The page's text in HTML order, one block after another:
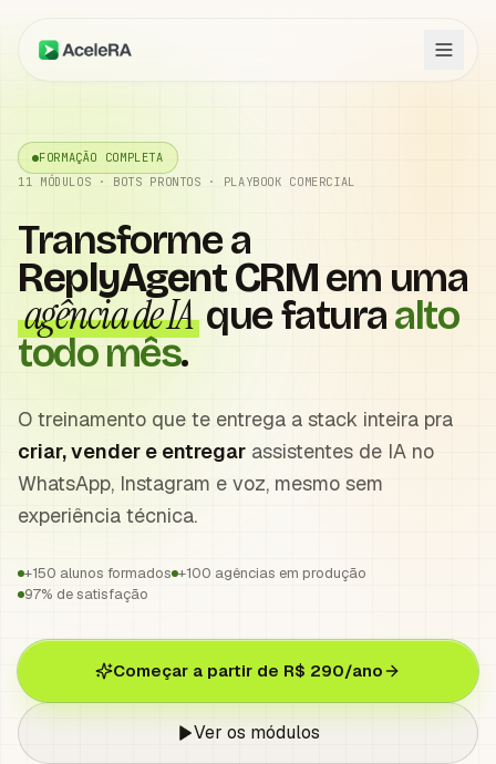
FORMAÇÃO COMPLETA
11 MÓDULOS · BOTS PRONTOS · PLAYBOOK COMERCIAL
Transforme a
ReplyAgent CRMem uma
agência de IA que faturaalto
todo mês.
O treinamento que te entrega a stack inteira pra
criar, vender e entregar assistentes de IA no
WhatsApp, Instagram e voz, mesmo sem
experiência técnica.
+150 alunos formados +100 agências em produção
97% de satisfação
Começar a partir de R$ 290/ano
Ver os módulos